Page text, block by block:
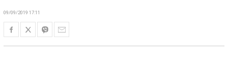
09/09/2019 17:11